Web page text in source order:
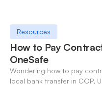
Resources
How to Pay
OneSafe
Wondering how to pay
local bank transfer in COP,